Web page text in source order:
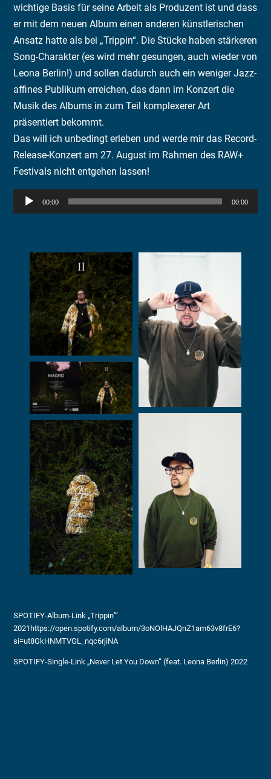
wichtige Basis für seine Arbeit als Produzent ist und dass
er mit dem neuen Album einen anderen künstlerischen
Ansatz hatte als bei „Trippin“. Die Stücke haben stärkeren
Song-Charakter (es wird mehr gesungen, auch wieder von
Leona Berlin!) und sollen dadurch auch ein weniger Jazz-
affines Publikum erreichen, das dann im Konzert die
Musik des Albums in zum Teil komplexerer Art
präsentiert bekommt.
Das will ich unbedingt erleben und werde mir das Record-
Release-Konzert am 27. August im Rahmen des RAW+
Festivals nicht entgehen lassen!
Audio-
Player
00:00 00:00
SPOTIFY-Album-Link „Trippin’“
2021https://open.spotify.com/album/3oNOlHAJQnZ1am63v8frE6?
si=ut8GkHNMTVGL_nqc6rjiNA
SPOTIFY-Single-Link „Never Let You Down“ (feat. Leona Berlin) 2022